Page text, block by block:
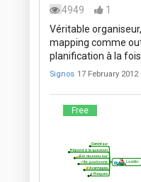
4949
1
Véritable
mapping comme
planification à la
Signos 17 February 2012
Free